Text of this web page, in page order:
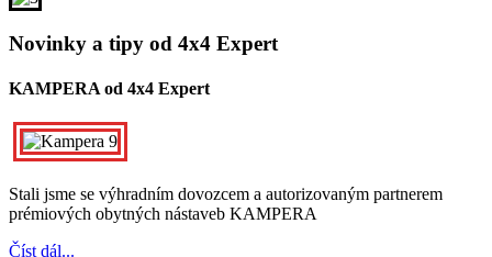
Novinky a tipy od 4x4 Expert
KAMPERA od 4x4 Expert
Stali jsme se výhradním dovozcem a autorizovaným partnerem
prémiových obytných nástaveb KAMPERA
Číst dál...